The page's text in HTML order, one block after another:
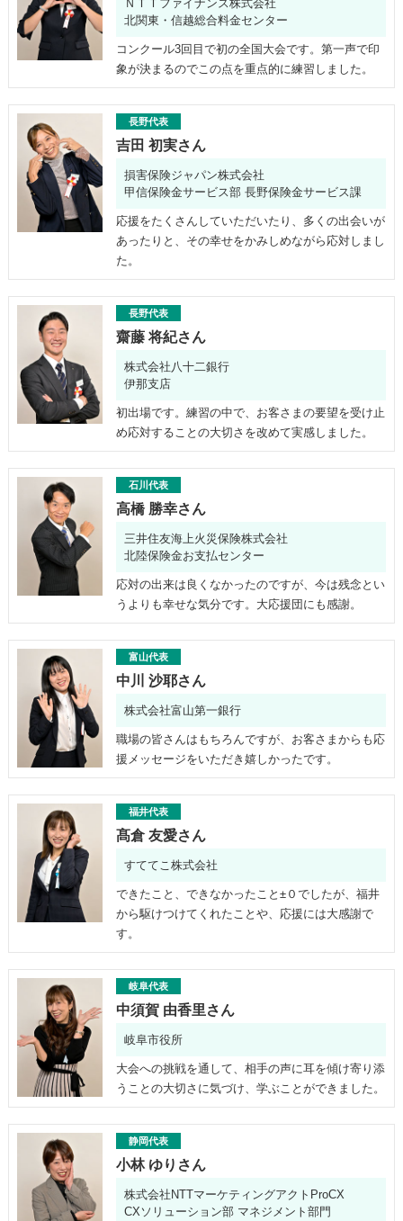
ＮＴＴファイナンス株式会社
北関東・信越総合料金センター
コンクール3回目で初の全国大会です。第一声で印
象が決まるのでこの点を重点的に練習しました。
長野代表
吉田 初実さん
損害保険ジャパン株式会社
甲信保険金サービス部 長野保険金サービス課
応援をたくさんしていただいたり、多くの出会いが
あったりと、その幸せをかみしめながら応対しまし
た。
長野代表
齋藤 将紀さん
株式会社八十二銀行
伊那支店
初出場です。練習の中で、お客さまの要望を受け止
め応対することの大切さを改めて実感しました。
石川代表
高橋 勝幸さん
三井住友海上火災保険株式会社
北陸保険金お支払センター
応対の出来は良くなかったのですが、今は残念とい
うよりも幸せな気分です。大応援団にも感謝。
富山代表
中川 沙耶さん
株式会社富山第一銀行
職場の皆さんはもちろんですが、お客さまからも応
援メッセージをいただき嬉しかったです。
福井代表
髙倉 友愛さん
すててこ株式会社
できたこと、できなかったこと±０でしたが、福井
から駆けつけてくれたことや、応援には大感謝で
す。
岐阜代表
中須賀 由香里さん
岐阜市役所
大会への挑戦を通して、相手の声に耳を傾け寄り添
うことの大切さに気づけ、学ぶことができました。
静岡代表
小林 ゆりさん
株式会社NTTマーケティングアクトProCX
CXソリューション部 マネジメント部門